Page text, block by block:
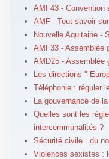
AMF43 - Convention
AMF - Tout savoir
Nouvelle Aquitaine -
AMF33 - Assemblée
AMD25 - Assemblée
Les directions "
Téléphonie : réguler
La gouvernance de
Quelles sont les
intercommunalités ?
Sécurité civile : du
Violences sexistes :